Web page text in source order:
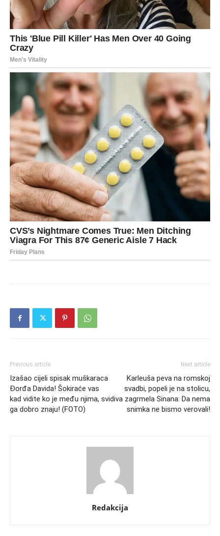
Previous article
Izašao cijeli spisak muškaraca
Đorđa Davida! Šokiraće vas
kad vidite ko je među njima, svi
ga dobro znaju! (FOTO)
Next article
Karleuša peva na romskoj
svadbi, popeli je na stolicu,
diva zagrmela Sinana: Da nema
snimka ne bismo verovali!
Redakcija